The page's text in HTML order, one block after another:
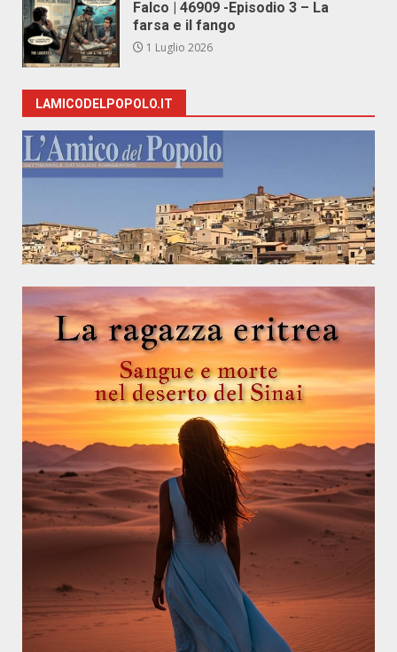
Falco | 46909 -Episodio 3 – La
farsa e il fango
1 Luglio 2026
LAMICODELPOPOLO.IT